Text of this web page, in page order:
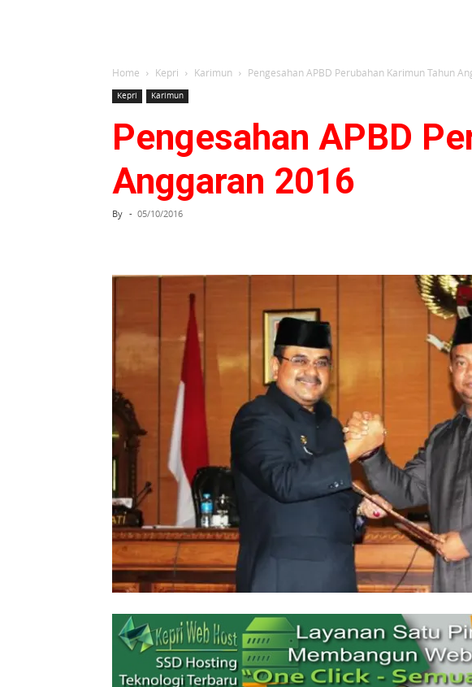
Home Kepri Karimun Pengesahan APBD Perubahan Karimun Tahun
Kepri Karimun
Pengesahan APBD
Anggaran 2016
By - 05/10/2016